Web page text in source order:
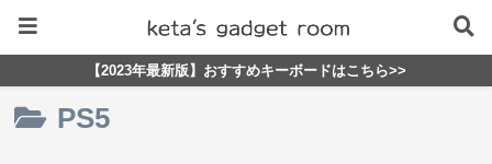
【2023年最新版】おすすめキーボードはこちら>>
PS5